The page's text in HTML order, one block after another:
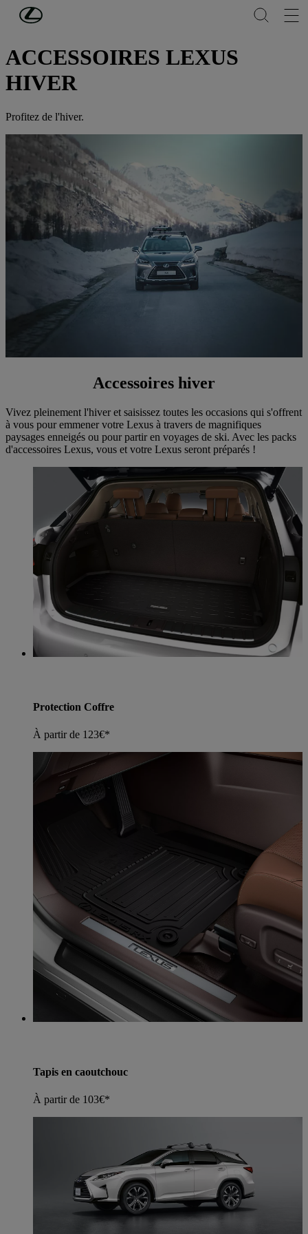
Passer au contenu principal
PROPRIÉTAIRES
ACCESSOIRES LEXUS
HIVER
Profitez de l'hiver.
Accessoires hiver
Vivez pleinement l'hiver et saisissez toutes les occasions qui s'offrent
à vous pour emmener votre Lexus à travers de magnifiques
paysages enneigés ou pour partir en voyages de ski. Avec les packs
d'accessoires Lexus, vous et votre Lexus seront préparés !
Protection Coffre
À partir de 123€*
Tapis en caoutchouc
À partir de 103€*